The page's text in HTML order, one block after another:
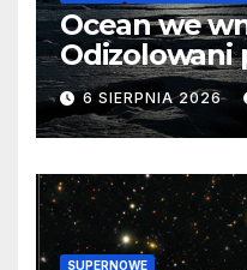
Ocean we
Odizolowani
barierę
6 SIERPNIA 2026
SUPERNOWE